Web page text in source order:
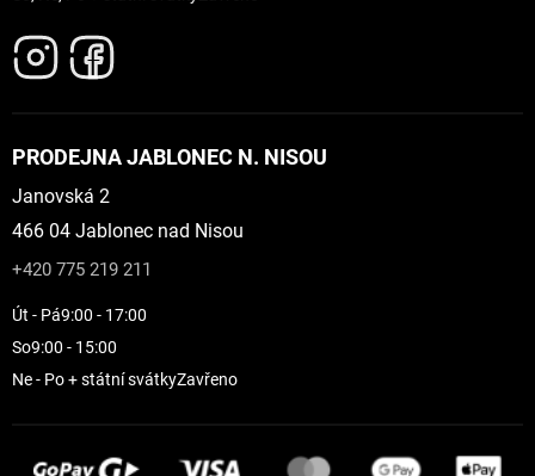
PRODEJNA JABLONEC N. NISOU
Janovská 2
466 04 Jablonec nad Nisou
+420 775 219 211
Út - Pá9:00 - 17:00
So9:00 - 15:00
Ne - Po + státní svátkyZavřeno